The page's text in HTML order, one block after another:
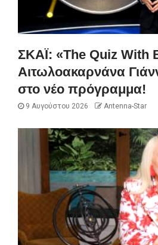
ΣΚΑΪ: «The Quiz With
Αιτωλοακαρνάνα
στο νέο πρόγραμμα!
9 Αυγούστου 2026 Antenna-Star